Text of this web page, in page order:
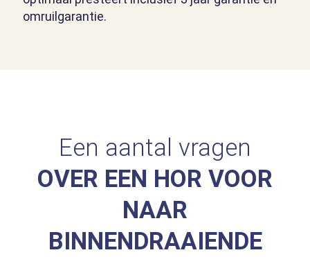
omruilgarantie.
Een aantal vragen
OVER EEN HOR VOOR
NAAR
BINNENDRAAIENDE